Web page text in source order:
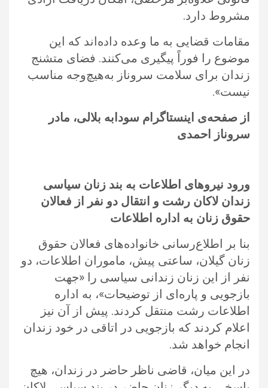
مشروط دارد.
مقامات قضایی به ما وعده داده‌اند که این
موضوع را فوراً پیگیری می‌کنند. فضای متشنج
زندان برای سلامت سروناز به‌هیچ‌وجه مناسب
نیست».
از صفحه‌ی اینستاگرام سودابه بلالی، مادر
سروناز احمدی
ورود نیروهای اطلاعات به بند زنان سیاسی
زندان لاکان رشت و انتقال دو نفر از فعالان
حقوق زنان به اداره اطلاعات
بنا بر اطلاع‌رسانی خانواده‌های فعالان حقوق
زنان گیلان، ساعتی پیش، ماموران اطلاعات، دو
نفر از این زنان زندانی سیاسی را «جهت
بازجویی و پاره‌ای از توضیحات»، به اداره
اطلاعات رشت منتقل کردند. پیش از آن نیز
اعلام کردند که بازجویی در اتاقی در خود زندان
انجام خواهد شد.
در این میان، قاضی ناظر حاضر در زندان، هیچ